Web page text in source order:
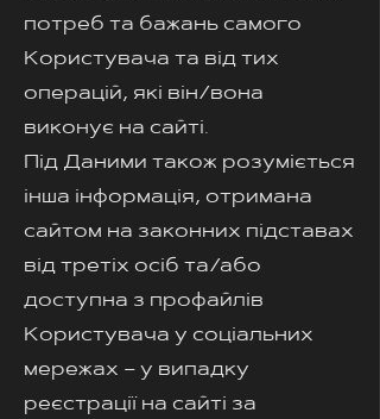
потреб та бажань самого
Користувача та від тих
операцій, які він/вона
виконує на сайті.
Під Даними також розуміється
інша інформація, отримана
сайтом на законних підставах
від третіх осіб та/або
доступна з профайлів
Користувача у соціальних
мережах – у випадку
реєстрації на сайті за